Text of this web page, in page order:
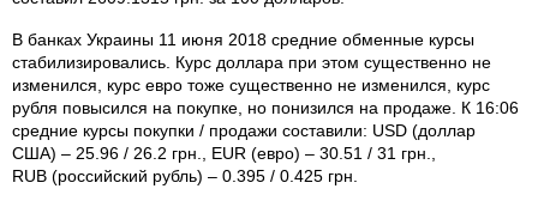
В банках Украины 11 июня 2018 средние обменные курсы
стабилизировались. Курс доллара при этом существенно не
изменился, курс евро тоже существенно не изменился, курс
рубля повысился на покупке, но понизился на продаже. К 16:06
средние курсы покупки / продажи составили: USD (доллар
США) – 25.96 / 26.2 грн., EUR (евро) – 30.51 / 31 грн.,
RUB (российский рубль) – 0.395 / 0.425 грн.